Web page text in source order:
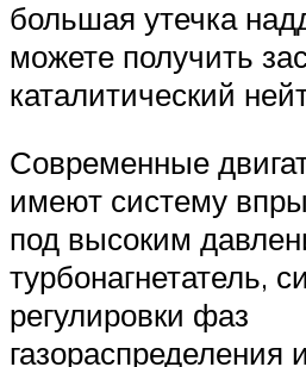
большая утечка
можете получить
каталитический
Современные
имеют систему
под высоким
турбонагнетатель,
регулировки фаз
газораспределения